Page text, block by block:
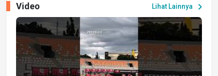
Lihat Lainnya chevron_right
Video